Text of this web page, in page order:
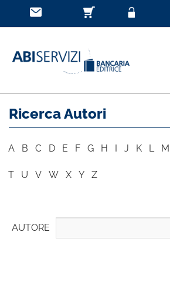
Ricerca Autori
A B C D E F G H I J K L M
T U V W X Y Z
AUTORE